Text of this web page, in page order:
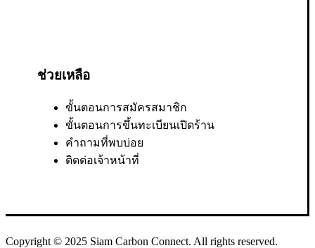
ช่วยเหลือ
ขั้นตอนการสมัครสมาชิก
ขั้นตอนการขึ้นทะเบียนเปิดร้าน
คำถามที่พบบ่อย
ติดต่อเจ้าหน้าที่
Copyright © 2025 Siam Carbon Connect. All rights reserved.